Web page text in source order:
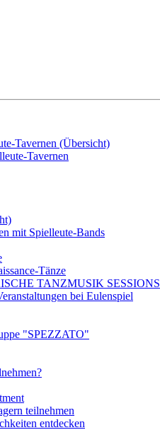
Tavernen (Übersicht)
Tavernen
mit Spielleute-Bands
Tänze
TANZMUSIK SESSIONS
bei Eulenspiel
"SPEZZATO"
teilnehmen
entdecken